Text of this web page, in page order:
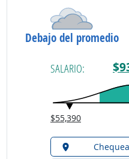
Debajo del promedio
SALARIO:
$55,390